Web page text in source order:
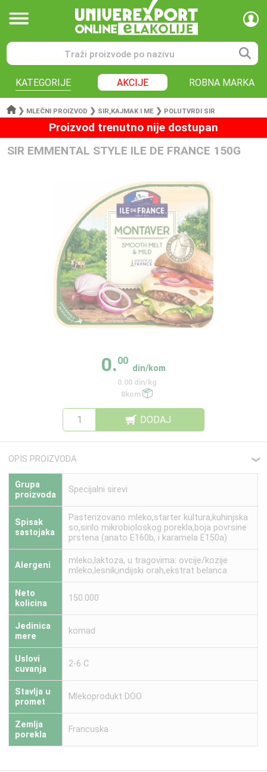
KATEGORIJE AKCIJE ROBNA MARKA
❯ MLEČNI PROIZVOD ❯ SIR,KAJMAK I ME ❯ POLUTVRDI SIR
Proizvod trenutno nije dostupan
SIR EMMENTAL STYLE ILE DE FRANCE 150G
0.00
din/kom
0.00 din/kg
8kom
DODAJ
OPIS PROIZVODA ❮
Grupa
proizvoda
Specijalni sirevi
Spisak
sastojaka
Pasterizovano mleko,starter kultura,kuhinjska
so,sirilo mikrobioloskog porekla,boja povrsine
prstena (anato E160b, i karamela E150a)
Alergeni
mleko,laktoza, u tragovima: ovcije/kozije
mleko,lesnik,indijski orah,ekstrat belanca
Neto
kolicina
150.000
Jedinica
mere
komad
Uslovi
cuvanja
2-6 C
Stavlja u
promet
Mlekoprodukt DOO
Zemlja
porekla
Francuska